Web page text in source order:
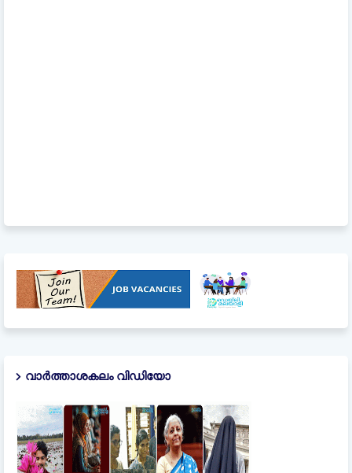
വാർത്താശകലം വിഡിയോ